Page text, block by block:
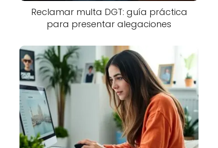
Reclamar multa DGT: guía práctica
para presentar alegaciones